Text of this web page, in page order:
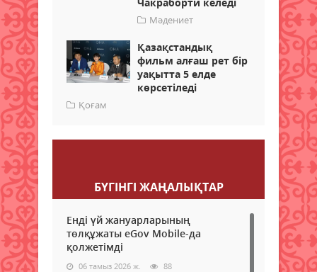
Мәдениет
Қазақстандық
фильм алғаш рет бір
уақытта 5 елде
көрсетіледі
Қоғам
БҮГІНГI ЖАҢАЛЫҚТАР
Енді үй жануарларының
төлқұжаты eGov Mobile-да
қолжетімді
06 тамыз 2026 ж. 88